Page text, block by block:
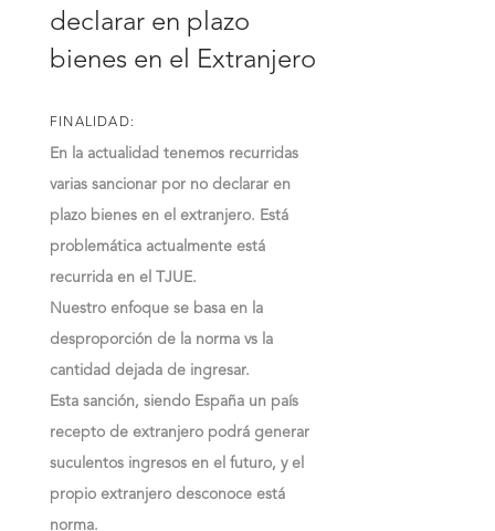
declarar en plazo
bienes en el Extranjero
FINALIDAD:
En la actualidad tenemos recurridas
varias sancionar por no declarar en
plazo bienes en el extranjero. Está
problemática actualmente está
recurrida en el TJUE.
Nuestro enfoque se basa en la
desproporción de la norma vs la
cantidad dejada de ingresar.
Esta sanción, siendo España un país
recepto de extranjero podrá generar
suculentos ingresos en el futuro, y el
propio extranjero desconoce está
norma.